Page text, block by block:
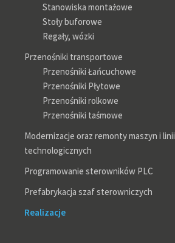
Stanowiska montażowe
Stoły buforowe
Regały, wózki
Przenośniki transportowe
Przenośniki Łańcuchowe
Przenośniki Płytowe
Przenośniki rolkowe
Przenośniki taśmowe
Modernizacje oraz remonty maszyn i linii
technologicznych
Programowanie sterowników PLC
Prefabrykacja szaf sterowniczych
Realizacje